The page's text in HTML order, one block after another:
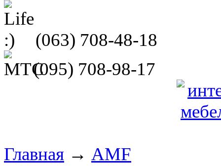
(063) 708-48-18
(095) 708-98-17
Главная → AMF